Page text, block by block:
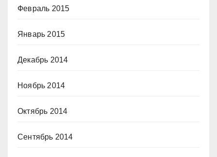
Февраль 2015
Январь 2015
Декабрь 2014
Ноябрь 2014
Октябрь 2014
Сентябрь 2014